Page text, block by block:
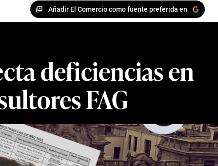
Añadir El Comercio como fuente preferida en
deficiencias en
FAG